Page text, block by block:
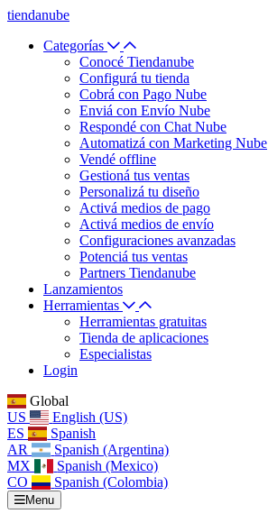
tiendanube
Categorías
Conocé Tiendanube
Configurá tu tienda
Cobrá con Pago Nube
Enviá con Envío Nube
Respondé con Chat Nube
Automatizá con Marketing Nube
Vendé offline
Gestioná tus ventas
Personalizá tu diseño
Activá medios de pago
Activá medios de envío
Configuraciones avanzadas
Potenciá tus ventas
Partners Tiendanube
Lanzamientos
Herramientas
Herramientas gratuitas
Tienda de aplicaciones
Especialistas
Login
Global
US
English (US)
ES
Spanish
AR
Spanish (Argentina)
MX
Spanish (Mexico)
CO
Spanish (Colombia)
Menu